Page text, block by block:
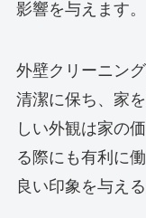
影響を与えます。
外壁クリーニン
清潔に保ち、家
しい外観は家の
る際にも有利に
良い印象を与え